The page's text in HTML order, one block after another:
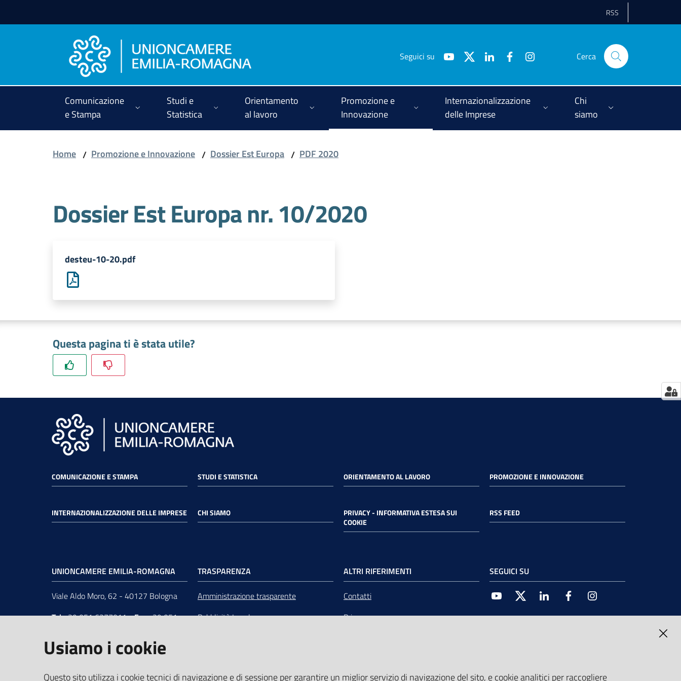
RSS
Seguici su Cerca
Comunicazione
e Stampa
Studi e
Statistica
Orientamento
al lavoro
Promozione e
Innovazione
Internazionalizzazione
delle Imprese
Chi
siamo
Home / Promozione e Innovazione / Dossier Est Europa / PDF 2020
Dossier Est Europa nr. 10/2020
desteu-10-20.pdf
Questa pagina ti è stata utile?
COMUNICAZIONE E STAMPA STUDI E STATISTICA ORIENTAMENTO AL LAVORO PROMOZIONE E INNOVAZIONE
INTERNAZIONALIZZAZIONE DELLE IMPRESE CHI SIAMO
PRIVACY - INFORMATIVA ESTESA SUI
COOKIE
RSS FEED
UNIONCAMERE EMILIA-ROMAGNA
Viale Aldo Moro, 62 - 40127 Bologna
Tel+39 051 6377011-Fax+39 051
e-mail:segreteria@rer.camcom.it
unioncamereemiliaromagna@legalmail.it
TRASPARENZA
Amministrazione trasparente
Pubblicità Legale
ALTRI RIFERIMENTI
Contatti
Privacy
SEGUICI SU
Youtube Twitter Linkedin Facebook
Usiamo i cookie
Questo sito utilizza i cookie tecnici di navigazione e di sessione per garantire un miglior servizio di navigazione del sito, e cookie analitici per raccogliere